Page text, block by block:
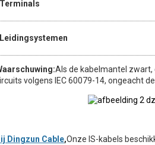
Als de kabelmantel zwart,
volgens IEC 60079-14, ongeacht
Dingzun Cable,Onze IS-kabels